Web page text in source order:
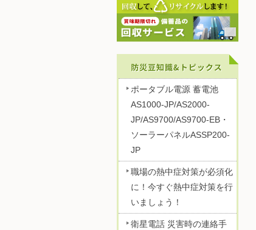
ポータブル電源 蓄電池
AS1000-JP/AS2000-
JP/AS9700/AS9700-EB・
ソーラーパネルASSP200-
JP
職場の熱中症対策が必須化
に！今すぐ熱中症対策を行
いましょう！
衛星電話 災害時の連絡手